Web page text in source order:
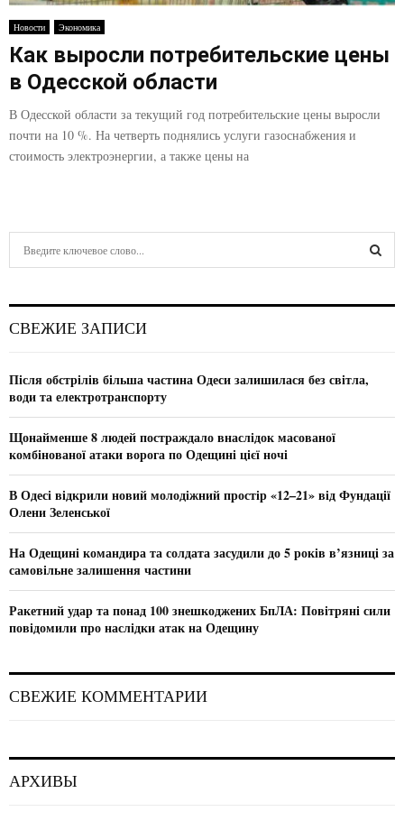
E
N
U
Новости Экономика
Как выросли потребительские цены
в Одесской области
В Одесской области за текущий год потребительские цены выросли
почти на 10 %. На четверть поднялись услуги газоснабжения и
стоимость электроэнергии, а также цены на
h
o
r
СВЕЖИЕ ЗАПИСИ
Після обстрілів більша частина Одеси залишилася без світла,
води та електротранспорту
Щонайменше 8 людей постраждало внаслідок масованої
комбінованої атаки ворога по Одещині цієї ночі
В Одесі відкрили новий молодіжний простір «12–21» від Фундації
Олени Зеленської
На Одещині командира та солдата засудили до 5 років в’язниці за
самовільне залишення частини
Ракетний удар та понад 100 знешкоджених БпЛА: Повітряні сили
повідомили про наслідки атак на Одещину
СВЕЖИЕ КОММЕНТАРИИ
АРХИВЫ